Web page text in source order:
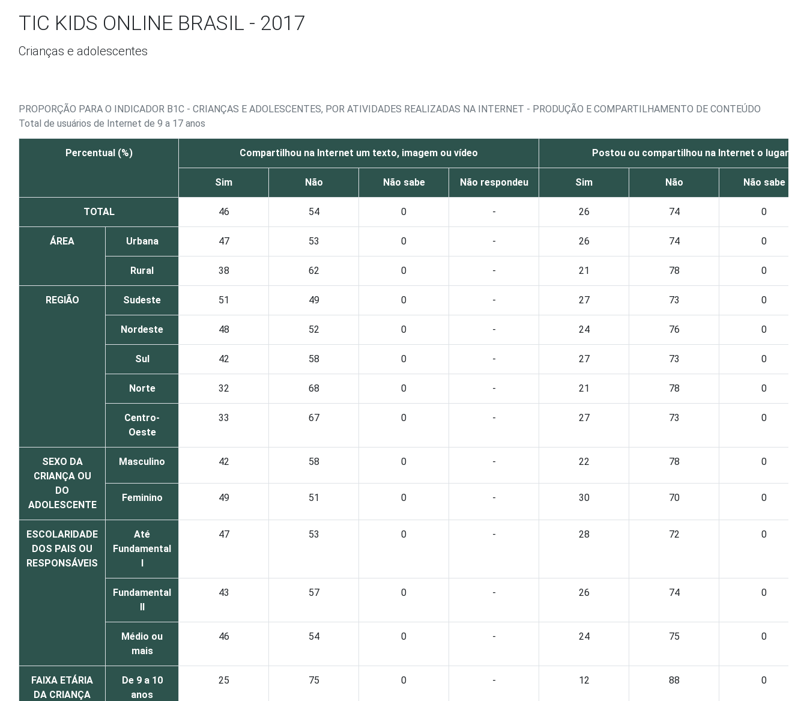
TIC KIDS ONLINE BRASIL - 2017
Crianças e adolescentes
PROPORÇÃO PARA O INDICADOR B1C - CRIANÇAS E ADOLESCENTES, POR ATIVIDADES REALIZADAS NA INTERNET - PRODUÇÃO E COMPARTILHAMENTO DE CONTEÚDO
Total de usuários de Internet de 9 a 17 anos
Percentual (%) Compartilhou na Internet um texto, imagem ou vídeo Postou ou compartilhou na Internet o lugar
Sim Não Não sabe Não respondeu Sim Não Não sabe
TOTAL 46 54 0 - 26 74 0
ÁREA Urbana 47 53 0 - 26 74 0
Rural 38 62 0 - 21 78 0
REGIÃO Sudeste 51 49 0 - 27 73 0
Nordeste 48 52 0 - 24 76 0
Sul 42 58 0 - 27 73 0
Norte 32 68 0 - 21 78 0
Centro-
Oeste
33 67 0 - 27 73 0
SEXO DA
CRIANÇA OU
DO
ADOLESCENTE
Masculino 42 58 0 - 22 78 0
Feminino 49 51 0 - 30 70 0
ESCOLARIDADE
DOS PAIS OU
RESPONSÁVEIS
Até
Fundamental
I
47 53 0 - 28 72 0
Fundamental
II
43 57 0 - 26 74 0
Médio ou
mais
46 54 0 - 24 75 0
FAIXA ETÁRIA
DA CRIANÇA
De 9 a 10
anos
25 75 0 - 12 88 0